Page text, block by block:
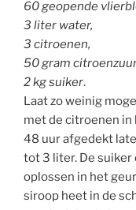
60 geopende
3 liter water,
3 citroenen,
50 gram
2 kg suiker.
Laat zo weinig
met de citroenen in
48 uur afgedekt
tot 3 liter. De
oplossen in het
siroop heet in de